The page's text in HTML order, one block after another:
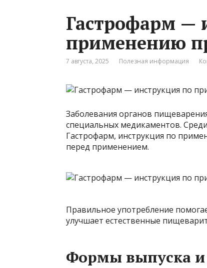
Гастрофарм —
применению
7 августа, 2025 Полезная информация
Заболевания органов
специальных медикаментов.
Гастрофарм, инструкция по
перед применением.
Правильное употребление
улучшает естественные
Формы выпуска и